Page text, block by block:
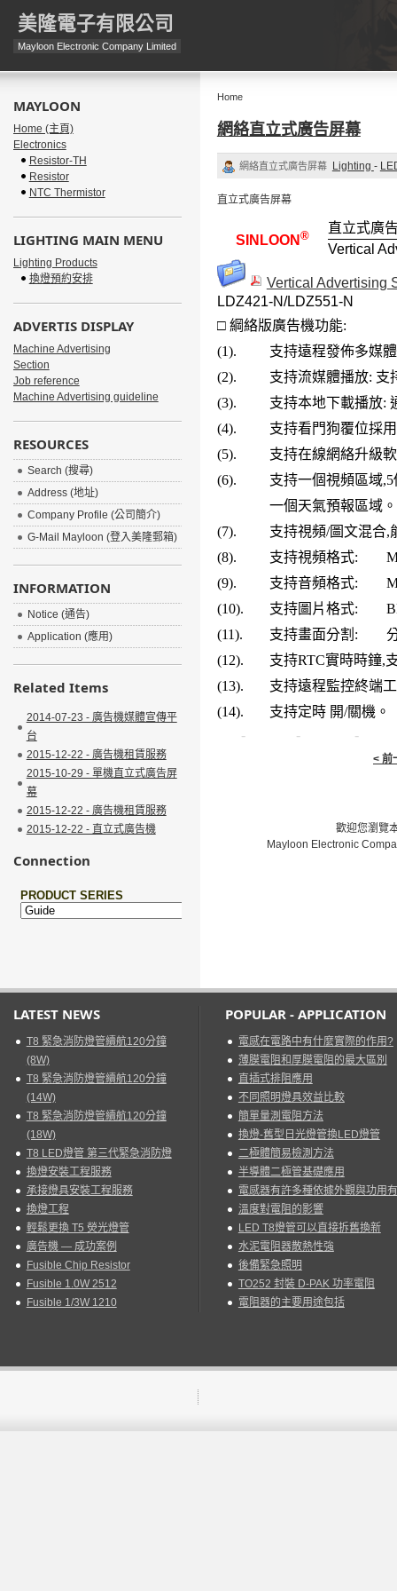
美隆電子有限公司
Mayloon Electronic Company Limited
Home
網絡直立式廣告屏幕
網絡直立式廣告屏幕 Lighting -
直立式廣告屏幕
SINLOON ®
直立式廣
Vertical
Vertical Advertising
LDZ421-N/LDZ551-N
□ 綱絡版廣告機功能:
(1).
支持遠程發佈多媒
(2).
支持流媒體播放: 支
(3).
支持本地下載播放:
(4).
支持看門狗覆位採
(5).
支持在線網絡升級
(6).
支持一個視頻區域
一個天氣預報區域。
(7).
支持視頻/圖文混合,
(8).
支持視頻格式:
(9).
支持音頻格式:
(10).
支持圖片格式:
(11).
支持畫面分割:
(12).
支持RTC實時時鐘,
(13).
支持遠程監控終端
(14).
支持定時 開/關機。
-
- -
< 前
歡迎您瀏覽
Mayloon Electronic
MAYLOON
Home (主頁)
Electronics
Resistor-TH
Resistor
NTC Thermistor
LIGHTING MAIN MENU
Lighting Products
換燈預約安排
ADVERTIS DISPLAY
Machine Advertising
Section
Job reference
Machine Advertising guideline
RESOURCES
Search (搜尋)
Address (地址)
Company Profile (公司簡介)
G-Mail Mayloon (登入美隆郵箱)
INFORMATION
Notice (通告)
Application (應用)
Related Items
2014-07-23 - 廣告機媒體宣傳平
台
2015-12-22 - 廣告機租賃服務
2015-10-29 - 單機直立式廣告屏
幕
2015-12-22 - 廣告機租賃服務
2015-12-22 - 直立式廣告機
Connection
LATEST NEWS
T8 緊急消防燈管續航120分鐘
(8W)
T8 緊急消防燈管續航120分鐘
(14W)
T8 緊急消防燈管續航120分鐘
(18W)
T8 LED燈管 第三代緊急消防燈
換燈安裝工程服務
承接燈具安裝工程服務
換燈工程
輕鬆更換 T5 熒光燈管
廣告機 — 成功案例
Fusible Chip Resistor
Fusible 1.0W 2512
Fusible 1/3W 1210
POPULAR - APPLICATION
電感在電路中有什麼實際的作用?
薄膜電阻和厚膜電阻的最大區別
直插式排阻應用
不同照明燈具效益比較
簡單量測電阻方法
換燈-舊型日光燈管換LED燈管
二極體簡易檢測方法
半導體二極管基礎應用
電感器有許多種依據外觀與功用
溫度對電阻的影響
LED T8燈管可以直接拆舊換新
水泥電阻器散熱性強
後備緊急照明
TO252 封裝 D-PAK 功率電阻
電阻器的主要用途包括